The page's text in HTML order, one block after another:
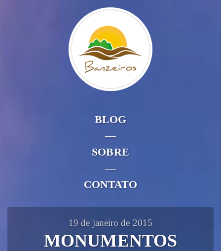
BLOG
—
SOBRE
—
CONTATO
19 de janeiro de 2015
MONUMENTOS